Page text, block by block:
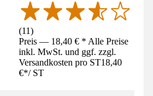
(11)
Preis — 18,40 € * Alle Preise
inkl. MwSt. und ggf. zzgl.
Versandkosten pro ST18,40
€*/ ST